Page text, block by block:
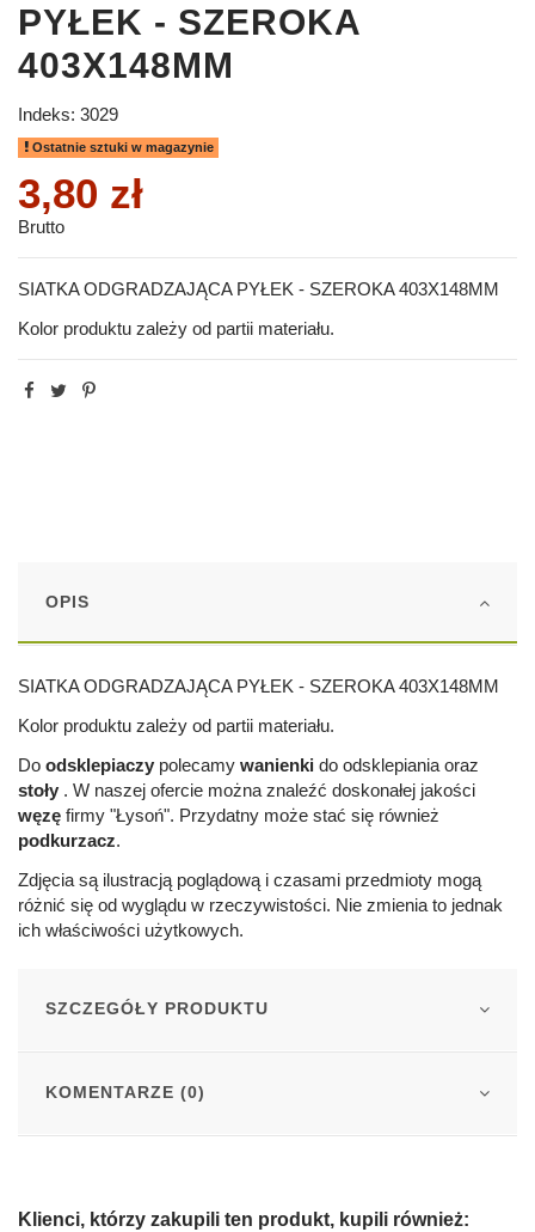
PYŁEK - SZEROKA
403X148MM
Indeks: 3029
Ostatnie sztuki w magazynie
3,80 zł
Brutto
SIATKA ODGRADZAJĄCA PYŁEK - SZEROKA 403X148MM
Kolor produktu zależy od partii materiału.
OPIS
SIATKA ODGRADZAJĄCA PYŁEK - SZEROKA 403X148MM
Kolor produktu zależy od partii materiału.
Do odsklepiaczy polecamy wanienki do odsklepiania oraz
stoły . W naszej ofercie można znaleźć doskonałej jakości
węzę firmy "Łysoń". Przydatny może stać się również
podkurzacz.
Zdjęcia są ilustracją poglądową i czasami przedmioty mogą
różnić się od wyglądu w rzeczywistości. Nie zmienia to jednak
ich właściwości użytkowych.
SZCZEGÓŁY PRODUKTU
KOMENTARZE (0)
Klienci, którzy zakupili ten produkt, kupili również: